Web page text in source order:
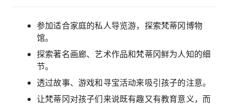
参加适合家庭的私人导览游，探索梵蒂冈博物
馆。
探索著名画廊、艺术作品和梵蒂冈鲜为人知的细
节。
透过故事、游戏和寻宝活动来吸引孩子的注意。
让梵蒂冈对孩子们来说既有趣又有教育意义，而